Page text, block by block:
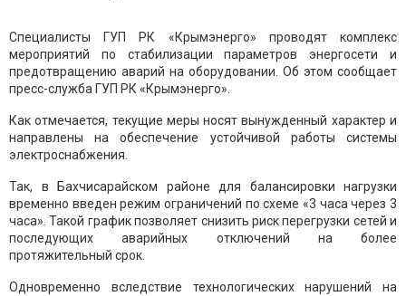
Специалисты ГУП РК «Крымэнерго» проводят комплекс
мероприятий по стабилизации параметров энергосети и
предотвращению аварий на оборудовании. Об этом сообщает
пресс-служба ГУП РК «Крымэнерго».
Как отмечается, текущие меры носят вынужденный характер и
направлены на обеспечение устойчивой работы системы
электроснабжения.
Так, в Бахчисарайском районе для балансировки нагрузки
временно введен режим ограничений по схеме «3 часа через 3
часа». Такой график позволяет снизить риск перегрузки сетей и
последующих аварийных отключений на более
протяжительный срок.
Одновременно вследствие технологических нарушений на